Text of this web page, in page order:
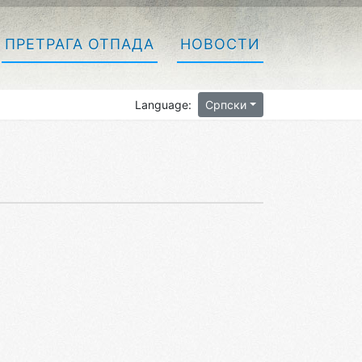
ПРЕТРАГА ОТПАДА НОВОСТИ
Language: Српски